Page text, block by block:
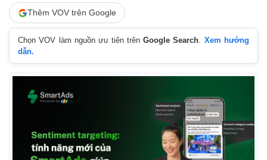
Thêm VOV trên Google
Chọn VOV làm nguồn ưu tiên trênGoogle Search. Xem hướng
dẫn.